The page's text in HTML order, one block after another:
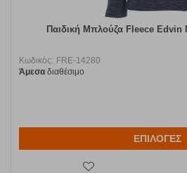
Παιδική Μπλούζα Fleece Edvin
Κωδικός: FRE-14280
Άμεσα διαθέσιμο
ΕΠΙΛΟΓΕΣ